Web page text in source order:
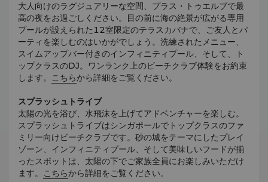
大人向けのラグジュアリーな空間、プラス・トゥエルブで最
高の夜をお過ごしください。目の前に海の絶景が広がる専用
プールが設えられた12室限定のテラスカバナで、ご友人とパ
ーティを楽しむのはいかがでしょう。洗練されたメニュー、
スイムアップバー付きのインフィニティプール、そして、ト
ップクラスのDJ。ワンランク上のビーチクラブ体験をお約束
します。
こちらから詳細をご覧ください。
スプラッシュトライブ
太陽の光を浴び、水飛沫を上げてアドベンチャーを楽しむ。
スプラッシュトライブはシンガポールでトップクラスのファ
ミリー向けビーチクラブです。砂の城をテーマにしたプレイ
ゾーン、インフィニティプール、そして美味しいフードが揃
ったスポットは、太陽の下でご家族全員にお楽しみいただけ
ます。
こちらから詳細をご覧ください。